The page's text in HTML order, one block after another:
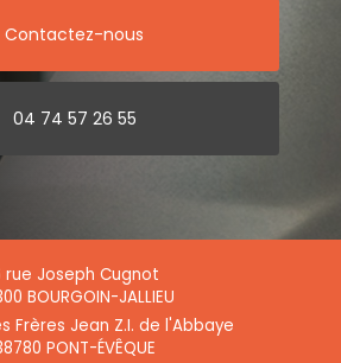
Contactez-nous
04 74 57 26 55
rue Joseph Cugnot
BOURGOIN-JALLIEU
Frères Jean Z.I. de l'Abbaye
PONT-ÉVÊQUE